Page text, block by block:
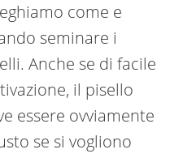
come e
seminare i
Anche se di facile
il pisello
essere ovviamente
se si vogliono